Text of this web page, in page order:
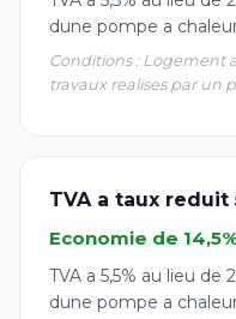
dune pompe a
Conditions : Logement
travaux realises par un
TVA a taux reduit
Economie de
TVA a 5,5% au lieu
dune pompe a